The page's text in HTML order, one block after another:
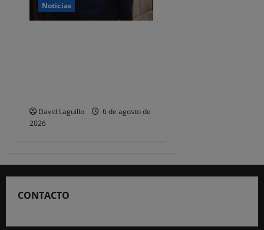
Noticias
David Laguillo
6 de agosto de
2026
CONTACTO